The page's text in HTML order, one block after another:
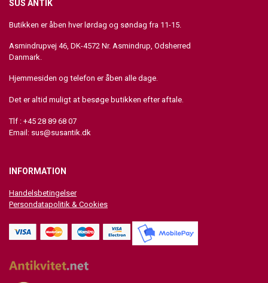
SUS ANTIK
Butikken er åben hver lørdag og søndag fra 11-15.
Asmindrupvej 46, DK-4572 Nr. Asmindrup, Odsherred
Danmark.
Hjemmesiden og telefon er åben alle dage.
Det er altid muligt at besøge butikken efter aftale.
Tlf : +45 28 89 68 07
Email: sus@susantik.dk
INFORMATION
Handelsbetingelser
Persondatapolitik & Cookies